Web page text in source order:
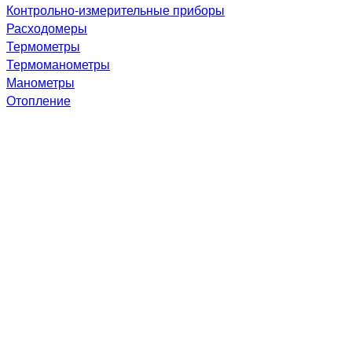
Контрольно-измерительные приборы
Расходомеры
Термометры
Термоманометры
Манометры
Отопление